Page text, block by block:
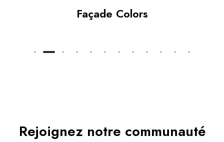
Façade Colors
Rejoignez notre communauté